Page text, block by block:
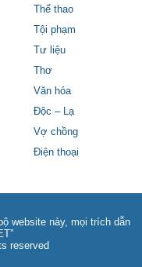
Thể thao
Tội phạm
Tư liệu
Thơ
Văn hóa
Độc – Lạ
Vợ chồng
Điện thoại
website này, mọi trích dẫn
reserved